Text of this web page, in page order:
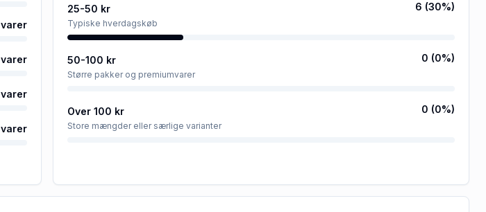
varer
varer
varer
varer
25-50 kr
Typiske hverdagskøb
6 (30%)
50-100 kr
Større pakker og premiumvarer
0 (0%)
Over 100 kr
Store mængder eller særlige varianter
0 (0%)